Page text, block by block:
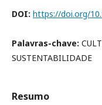
DOI: https://doi.org/
Palavras-chave:
SUSTENTABILIDADE
Resumo